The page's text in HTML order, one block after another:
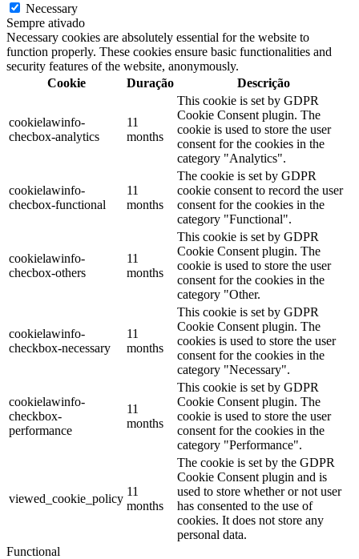
Necessary
Sempre ativado
Necessary cookies are absolutely essential for the website to
function properly. These cookies ensure basic functionalities and
security features of the website, anonymously.
Cookie
Duração Descrição
cookielawinfo-
checbox-analytics
11
months
This cookie is set by GDPR
Cookie Consent plugin. The
cookie is used to store the user
consent for the cookies in the
category "Analytics".
cookielawinfo-
checbox-functional
11
months
The cookie is set by GDPR
cookie consent to record the user
consent for the cookies in the
category "Functional".
cookielawinfo-
checbox-others
11
months
This cookie is set by GDPR
Cookie Consent plugin. The
cookie is used to store the user
consent for the cookies in the
category "Other.
cookielawinfo-
checkbox-necessary
11
months
This cookie is set by GDPR
Cookie Consent plugin. The
cookies is used to store the user
consent for the cookies in the
category "Necessary".
cookielawinfo-
checkbox-
performance
11
months
This cookie is set by GDPR
Cookie Consent plugin. The
cookie is used to store the user
consent for the cookies in the
category "Performance".
viewed_cookie_policy
11
months
The cookie is set by the GDPR
Cookie Consent plugin and is
used to store whether or not user
has consented to the use of
cookies. It does not store any
personal data.
Functional